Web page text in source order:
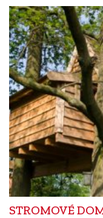
STROMOVÉ